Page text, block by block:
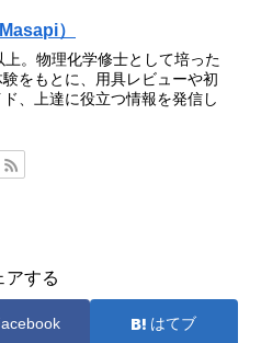
）
上。物理化学修士として培った
をもとに、用具レビューや初
、上達に役立つ情報を発信し
アする
はてブ